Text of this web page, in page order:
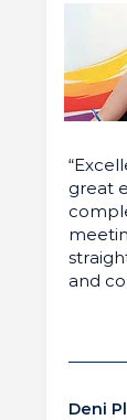
great
and
Deni